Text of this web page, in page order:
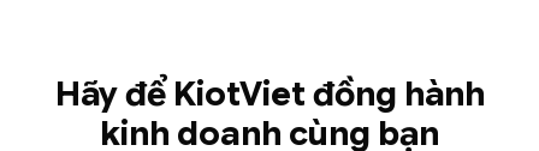
Hãy để KiotViet đồng hành
kinh doanh cùng bạn